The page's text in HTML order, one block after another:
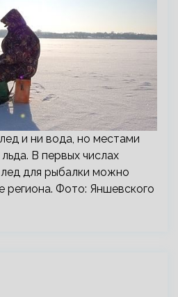
и ни вода, но местами
В первых числах
для рыбалки можно
региона. Фото: Яншевского